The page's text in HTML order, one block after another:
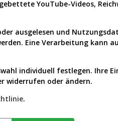
/ Utilities - Regulated Gas
42,093,536
Beginn
YouTube-Videos,
ausgelesen und
Eine Verarbeitung kann
individuell festlegen. Ihre
widerrufen oder ändern.
.